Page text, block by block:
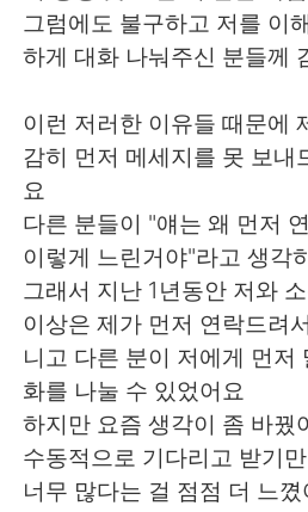
그럼에도 불구하고 저를 이
하게 대화 나눠주신 분들께
이런 저러한 이유들 때문에
감히 먼저 메세지를 못 보내
요
다른 분들이 "얘는 왜 먼저
이렇게 느린거야"라고 생각
그래서 지난 1년동안 저와
이상은 제가 먼저 연락드려
니고 다른 분이 저에게 먼저
화를 나눌 수 있었어요
하지만 요즘 생각이 좀 바꿨
수동적으로 기다리고 받기
너무 많다는 걸 점점 더 느꼈